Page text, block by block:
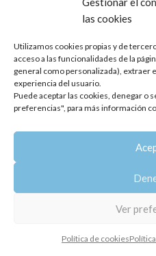
las cookies
Utilizamos cookies propias y de
acceso a las funcionalidades de la
general como personalizada), extraer
experiencia del usuario.
Puede aceptar las cookies, denegar o
preferencias", para más información
Ver
Política de cookies
Copyright 2014-2025
Todos los
Política de privacidad | Aviso